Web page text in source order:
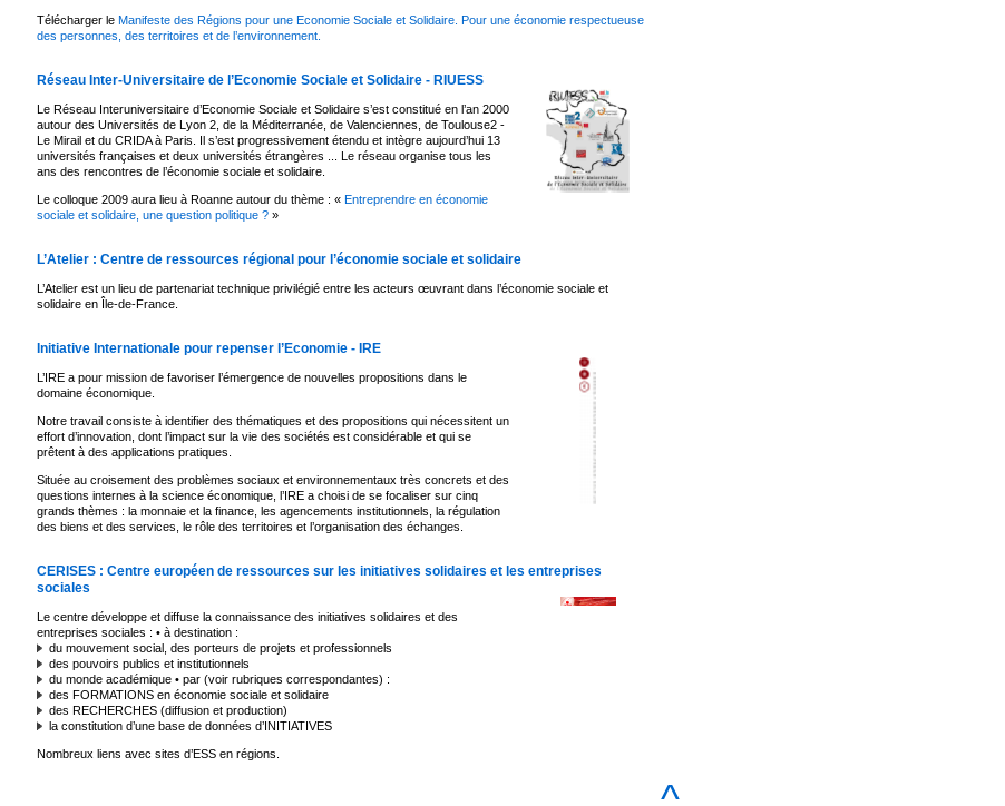
Télécharger leManifeste des Régions pour une Economie Sociale et Solidaire. Pour une économie respectueuse
des personnes, des territoires et de l’environnement.
Réseau Inter-Universitaire de l’Economie Sociale et Solidaire - RIUESS
Le Réseau Interuniversitaire d’Economie Sociale et Solidaire s’est constitué en l’an 2000
autour des Universités de Lyon 2, de la Méditerranée, de Valenciennes, de Toulouse2 -
Le Mirail et du CRIDA à Paris. Il s’est progressivement étendu et intègre aujourd’hui 13
universités françaises et deux universités étrangères ... Le réseau organise tous les
ans des rencontres de l’économie sociale et solidaire.
Le colloque 2009 aura lieu à Roanne autour du thème : «Entreprendre en économie
sociale et solidaire, une question politique ? »
L’Atelier : Centre de ressources régional pour l’économie sociale et solidaire
L’Atelier est un lieu de partenariat technique privilégié entre les acteurs œuvrant dans l’économie sociale et
solidaire en Île-de-France.
Initiative Internationale pour repenser l’Economie - IRE
L’IRE a pour mission de favoriser l’émergence de nouvelles propositions dans le
domaine économique.
Notre travail consiste à identifier des thématiques et des propositions qui nécessitent un
effort d’innovation, dont l’impact sur la vie des sociétés est considérable et qui se
prêtent à des applications pratiques.
Située au croisement des problèmes sociaux et environnementaux très concrets et des
questions internes à la science économique, l’IRE a choisi de se focaliser sur cinq
grands thèmes : la monnaie et la finance, les agencements institutionnels, la régulation
des biens et des services, le rôle des territoires et l’organisation des échanges.
CERISES : Centre européen de ressources sur les initiatives solidaires et les entreprises
sociales
Le centre développe et diffuse la connaissance des initiatives solidaires et des
entreprises sociales : • à destination :
du mouvement social, des porteurs de projets et professionnels
des pouvoirs publics et institutionnels
du monde académique • par (voir rubriques correspondantes) :
des FORMATIONS en économie sociale et solidaire
des RECHERCHES (diffusion et production)
la constitution d’une base de données d’INITIATIVES
Nombreux liens avec sites d’ESS en régions.